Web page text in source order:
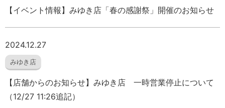
【イベント情報】みゆき店「春の感謝祭」開催のお知らせ
2024.12.27
みゆき店
【店舗からのお知らせ】みゆき店 一時営業停止について
（12/27 11:26追記）